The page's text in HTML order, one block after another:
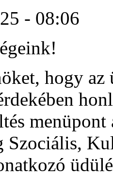
- 08:06
hogy az
Szociális,